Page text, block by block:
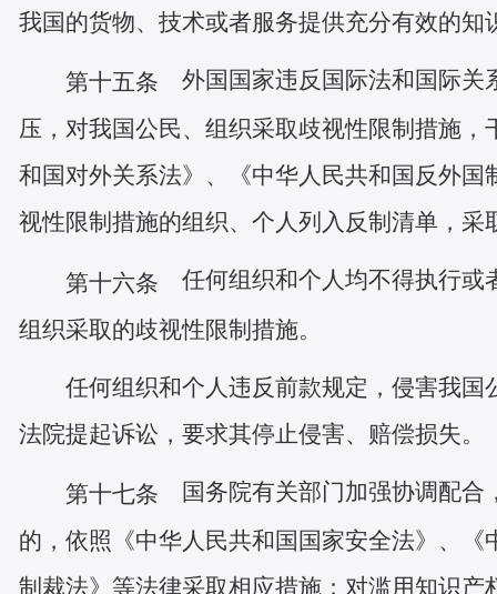
我国的货物、技术或者服务提供充分有效的知
第十五条 外国国家违反国际法和国际关
压，对我国公民、组织采取歧视性限制措施
和国对外关系法》、《中华人民共和国反外
视性限制措施的组织、个人列入反制清单，采
第十六条 任何组织和个人均不得执行或
组织采取的歧视性限制措施。
任何组织和个人违反前款规定，侵害我
法院提起诉讼，要求其停止侵害、赔偿损失。
第十七条 国务院有关部门加强协调配合
的，依照《中华人民共和国国家安全法》、
制裁法》等法律采取相应措施；对滥用知识